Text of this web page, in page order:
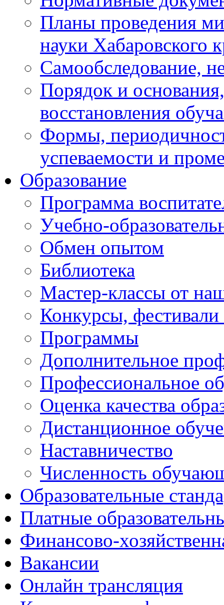
Планы проведения
науки Хабаровского
Самообследование,
Порядок и
восстановления
Формы,
успеваемости и
Образование
Программа
Учебно-
Обмен опытом
Библиотека
Мастер-классы от
Конкурсы,
Программы
Дополнительное
Профессиональное
Оценка качества
Дистанционное
Наставничество
Численность
Образовательные
Платные
Финансово-
Вакансии
Онлайн трансляция